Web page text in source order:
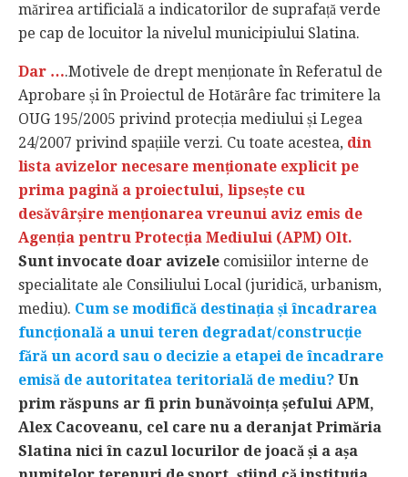
mărirea artificială a indicatorilor de suprafață verde
pe cap de locuitor la nivelul municipiului Slatina.
Dar ….Motivele de drept menționate în Referatul de
Aprobare și în Proiectul de Hotărâre fac trimitere la
OUG 195/2005 privind protecția mediului și Legea
24/2007 privind spațiile verzi. Cu toate acestea, din
lista avizelor necesare menționate explicit pe
prima pagină a proiectului, lipsește cu
desăvârșire menționarea vreunui aviz emis de
Agenția pentru Protecția Mediului (APM) Olt.
Sunt invocate doar avizele comisiilor interne de
specialitate ale Consiliului Local (juridică, urbanism,
mediu). Cum se modifică destinația și încadrarea
funcțională a unui teren degradat/construcție
fără un acord sau o decizie a etapei de încadrare
emisă de autoritatea teritorială de mediu? Un
prim răspuns ar fi prin bunăvoința șefului APM,
Alex Cacoveanu, cel care nu a deranjat Primăria
Slatina nici în cazul locurilor de joacă și a așa